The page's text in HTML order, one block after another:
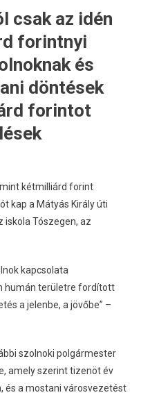
csak az idén
forintnyi
és
döntések
forintot
kétmilliárd forint
kap a Mátyás Király úti
iskola Tószegen, az
kapcsolata
humán területre fordított
a jelenbe, a jövőbe” –
szolnoki polgármester
amely szerint tizenöt év
és a mostani városvezetést